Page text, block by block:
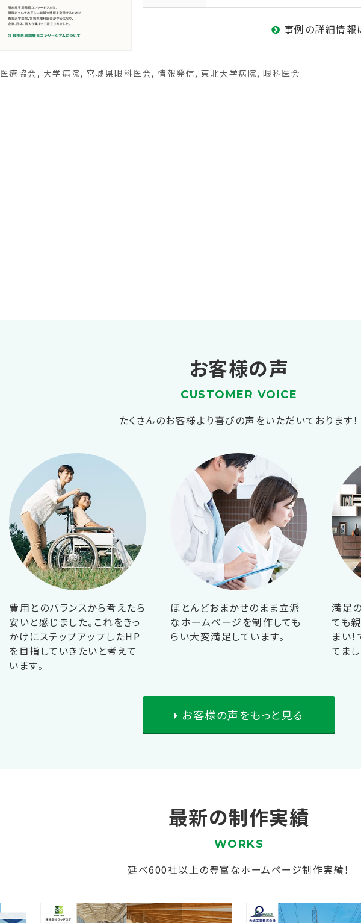
事例の詳細情報
医療協会 , 大学病院 , 宮城県眼科医会,情報発信,東北大学病院,眼科医会
お客様の声
CUSTOMER VOICE
たくさんのお客様より喜びの声をいただいております！
費用とのバランスから考えたら
安いと感じました。これをきっ
かけにステップアップしたHP
を目指していきたいと考えて
います。
ほとんどおまかせのまま立派
なホームページを制作しても
らい大変満足しています。
満足
ても
まい
てまし
お客様の声をもっと見る
最新の制作実績
WORKS
延べ600社以上の豊富なホームページ制作実績！